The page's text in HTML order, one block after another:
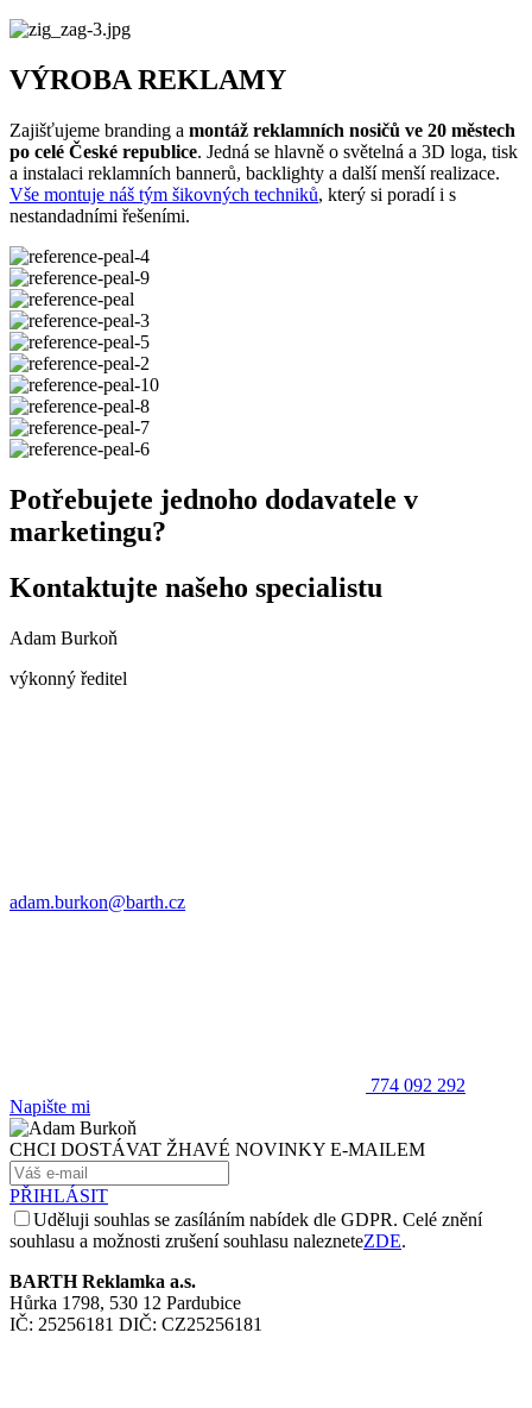
VÝROBA REKLAMY
Zajišťujeme branding a montáž reklamních nosičů ve 20 městech
po celé České republice. Jedná se hlavně o světelná a 3D loga, tisk
a instalaci reklamních bannerů, backlighty a další menší realizace.
Vše montuje náš tým šikovných techniků, který si poradí i s
nestandadními řešeními.
Potřebujete jednoho dodavatele v
marketingu?
Kontaktujte našeho specialistu
Adam Burkoň
výkonný ředitel
adam.burkon@barth.cz
774 092 292
Napište mi
CHCI DOSTÁVAT ŽHAVÉ NOVINKY E-MAILEM
PŘIHLÁSIT
Uděluji souhlas se zasíláním nabídek dle GDPR. Celé znění
souhlasu a možnosti zrušení souhlasu nalezneteZDE.
BARTH Reklamka a.s.
Hůrka 1798, 530 12 Pardubice
IČ: 25256181 DIČ: CZ25256181